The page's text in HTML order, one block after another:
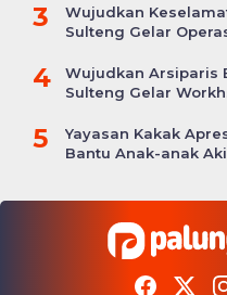
3
Wujudkan
Sulteng Gelar
4
Wujudkan Arsiparis
Sulteng Gelar
5
Yayasan Kakak
Bantu Anak-anak